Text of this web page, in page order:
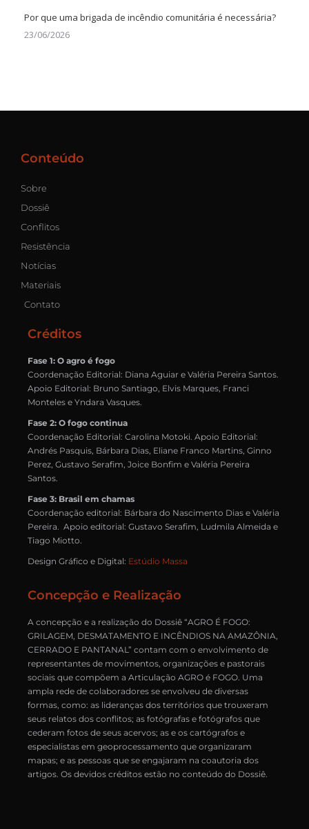
Por que uma brigada de incêndio comunitária é necessária?
23/06/2026
Conteúdo
Sobre
Dossiê
Conflitos
Resistência
Notícias
Materiais
Contato
Créditos
Fase 1: O agro é fogo
Coordenação Editorial: Diana Aguiar e Valéria Pereira Santos.
Apoio Editorial: Bruno Santiago, Elvis Marques, Franci
Monteles e Yndara Vasques.
Fase 2: O fogo continua
Coordenação Editorial: Carolina Motoki. Apoio Editorial:
Andrés Pasquis, Bárbara Dias, Eliane Franco Martins, Ginno
Perez, Gustavo Serafim, Joice Bonfim e Valéria Pereira
Santos.
Fase 3: Brasil em chamas
Coordenação editorial: Bárbara do Nascimento Dias e Valéria
Pereira. Apoio editorial: Gustavo Serafim, Ludmila Almeida e
Tiago Miotto.
Design Gráfico e Digital: Estúdio Massa
Concepção e Realização
A concepção e a realização do Dossiê “AGRO É FOGO:
GRILAGEM, DESMATAMENTO E INCÊNDIOS NA AMAZÔNIA,
CERRADO E PANTANAL” contam com o envolvimento de
representantes de movimentos, organizações e pastorais
sociais que compõem a Articulação AGRO é FOGO. Uma
ampla rede de colaboradores se envolveu de diversas
formas, como: as lideranças dos territórios que trouxeram
seus relatos dos conflitos; as fotógrafas e fotógrafos que
cederam fotos de seus acervos; as e os cartógrafos e
especialistas em geoprocessamento que organizaram
mapas; e as pessoas que se engajaram na coautoria dos
artigos. Os devidos créditos estão no conteúdo do Dossiê.